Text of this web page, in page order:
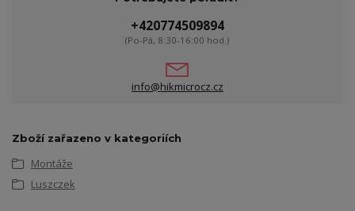
+420774509894
(Po-Pá, 8:30-16:00 hod.)
info@hikmicrocz.cz
Zboží zařazeno v kategoriích
Montáže
Luszczek